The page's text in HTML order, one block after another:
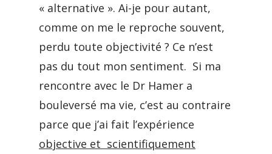
« alternative ». Ai-je pour autant,
comme on me le reproche souvent,
perdu toute objectivité ? Ce n’est
pas du tout mon sentiment. Si ma
rencontre avec le Dr Hamer a
bouleversé ma vie, c’est au contraire
parce que j’ai fait l’expérience
objective et scientifiquement